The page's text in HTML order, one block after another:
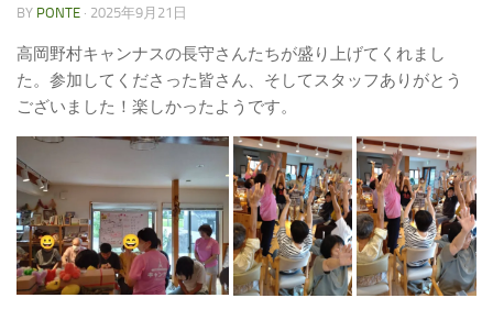
BY PONTE · 2025年9月21日
高岡野村キャンナスの長守さんたちが盛り上げてくれまし
た。参加してくださった皆さん、そしてスタッフありがとう
ございました！楽しかったようです。